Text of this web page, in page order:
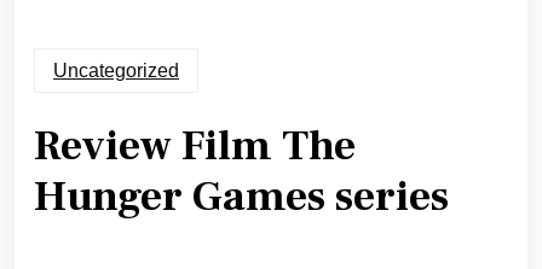
Uncategorized
Review Film The
Hunger Games series